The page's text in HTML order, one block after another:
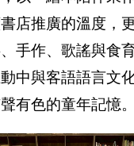
店推廣的溫度，
手作、歌謠與食
中與客語語言文
有色的童年記憶。